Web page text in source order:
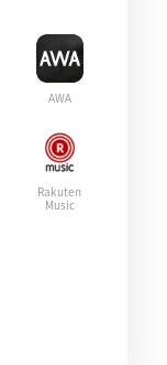
AWA
Rakuten
Music